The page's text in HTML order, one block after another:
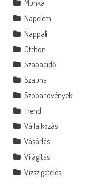
Munka
Napelem
Nappali
Otthon
Szabadidő
Szauna
Szobanövények
Trend
Vállalkozás
Vásárlás
Világítás
Vízszigetelés